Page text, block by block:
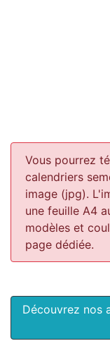
Vous pourrez
calendriers
image (jpg).
une feuille A4
modèles et
page dédiée.
Découvrez nos